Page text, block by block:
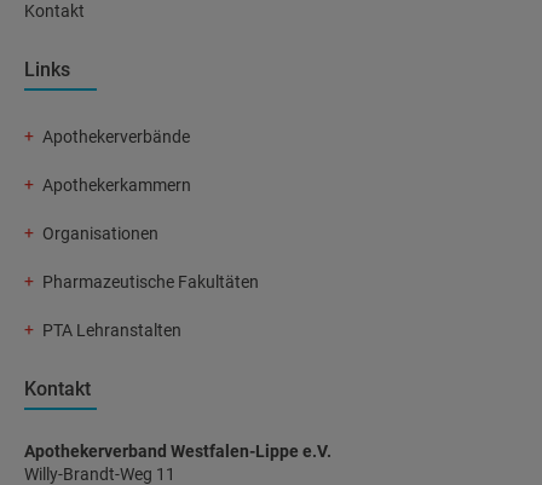
Kontakt
Links
Apothekerverbände
Apothekerkammern
Organisationen
Pharmazeutische Fakultäten
PTA Lehranstalten
Kontakt
Apothekerverband Westfalen-Lippe e.V.
Willy-Brandt-Weg 11